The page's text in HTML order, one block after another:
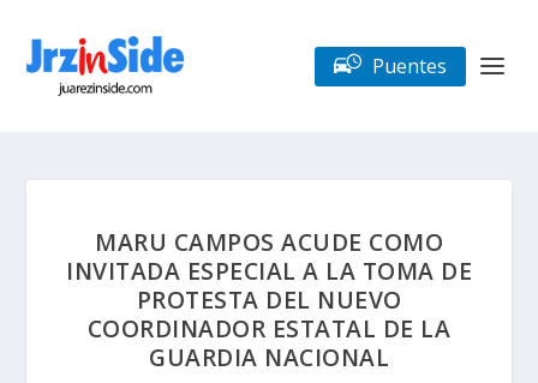
Puentes
MARU CAMPOS ACUDE COMO
INVITADA ESPECIAL A LA TOMA DE
PROTESTA DEL NUEVO
COORDINADOR ESTATAL DE LA
GUARDIA NACIONAL